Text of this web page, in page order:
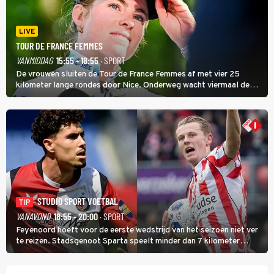
LIVE
TOUR DE FRANCE FEMMES
VANMIDDAG 15:55 - 18:55· SPORT
De vrouwen sluiten de Tour de France Femmes af met vier 25
kilometer lange rondes door Nice. Onderweg wacht viermaal de
zware Col d'Èze. Aan de finish op de Promenade des Anglais krijgt
de eindwinnaar de laatste gele trui.
TIP
STUDIO SPORT VOETBAL
VANAVOND 18:55 - 20:00· SPORT
Feyenoord hoeft voor de eerste wedstrijd van het seizoen niet ver
te reizen. Stadsgenoot Sparta speelt minder dan 7 kilometer
verderop. Feyenoord trok de Spaanse spits Nacho Ferri aan van